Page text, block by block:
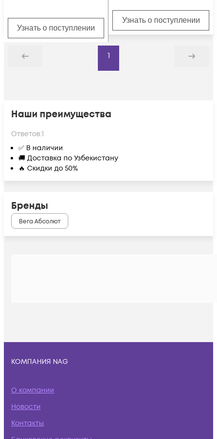
Узнать о поступлении
Узнать о поступлении
Назад
1
Дальше
Наши преимущества
Ответов:1
✅ В наличии
🚚 Доставка по Узбекистану
🔥 Скидки до 50%
Бренды
Вега Абсолют
КОМПАНИЯ NAG
О компании
Новости
Контакты